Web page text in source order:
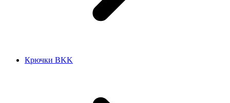
Крючки BKK